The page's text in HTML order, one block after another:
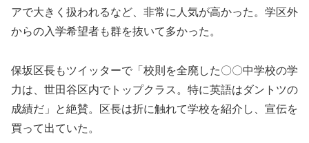
アで大きく扱われるなど、非常に人気が高かった。学区外
からの入学希望者も群を抜いて多かった。
保坂区長もツイッターで「校則を全廃した〇〇中学校の学
力は、世田谷区内でトップクラス。特に英語はダントツの
成績だ」と絶賛。区長は折に触れて学校を紹介し、宣伝を
買って出ていた。